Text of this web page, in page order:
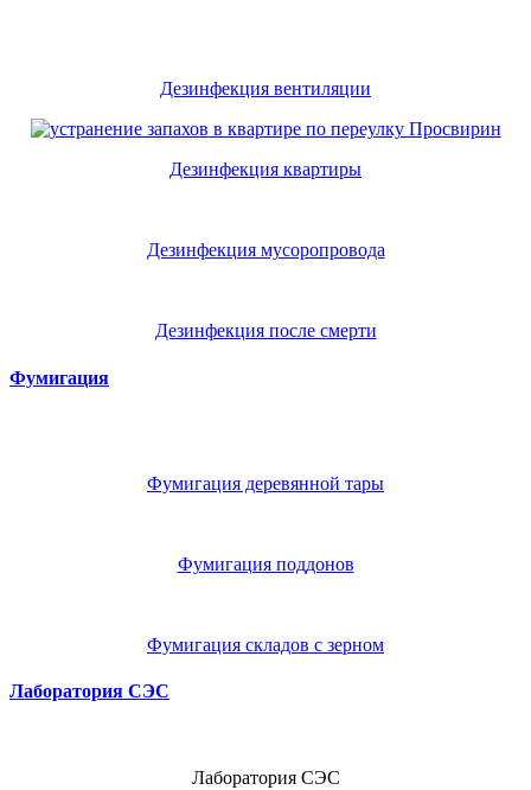
Дезинфекция вентиляции
Дезинфекция квартиры
Дезинфекция мусоропровода
Дезинфекция после смерти
Фумигация
Фумигация деревянной тары
Фумигация поддонов
Фумигация складов с зерном
Лаборатория СЭС
Лаборатория СЭС